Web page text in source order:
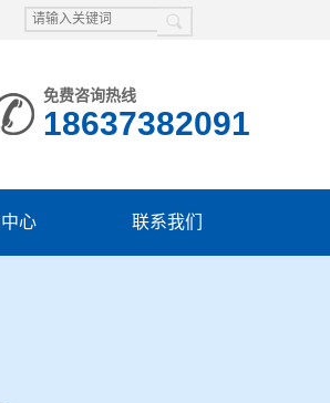
免费咨询热线
18637382091
心 联系我们